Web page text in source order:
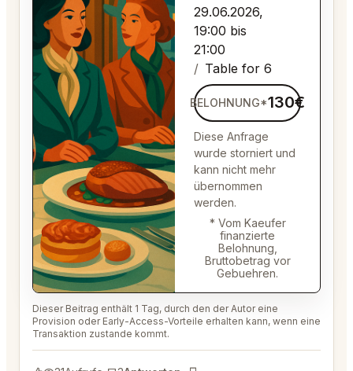
29.06.2026,
19:00 bis
21:00
Table for 6
BELOHNUNG*130€
Diese Anfrage
wurde storniert und
kann nicht mehr
übernommen
werden.
* Vom Kaeufer
finanzierte
Belohnung,
Bruttobetrag vor
Gebuehren.
Dieser Beitrag enthält 1 Tag, durch den der Autor eine
Provision oder Early-Access-Vorteile erhalten kann, wenn eine
Transaktion zustande kommt.